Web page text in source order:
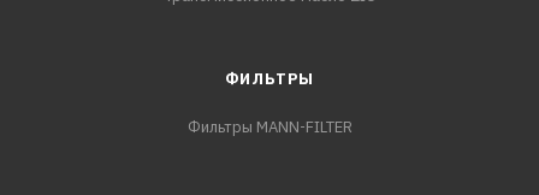
ФИЛЬТРЫ
Фильтры MANN-FILTER